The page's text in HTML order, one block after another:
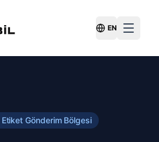
Switch
EN
Etiket Gönderim Bölgesi